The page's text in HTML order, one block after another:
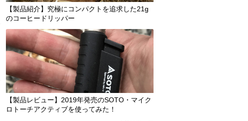
【製品紹介】究極にコンパクトを追求した21g
のコーヒードリッパー
【製品レビュー】2019年発売のSOTO・マイク
ロトーチアクティブを使ってみた！